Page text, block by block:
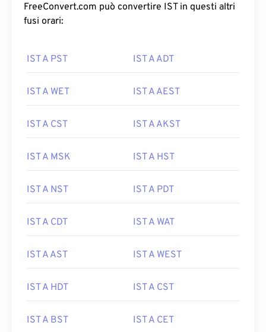
FreeConvert.com può convertire IST in questi altri
fusi orari:
IST A PST IST A ADT
IST A WET IST A AEST
IST A CST IST A AKST
IST A MSK IST A HST
IST A NST IST A PDT
IST A CDT IST A WAT
IST A AST IST A WEST
IST A HDT IST A CST
IST A BST IST A CET